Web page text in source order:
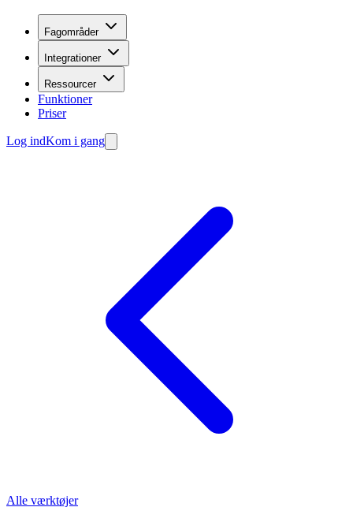
Fagområder
Integrationer
Ressourcer
Funktioner
Priser
Log indKom i gang
Alle værktøjer